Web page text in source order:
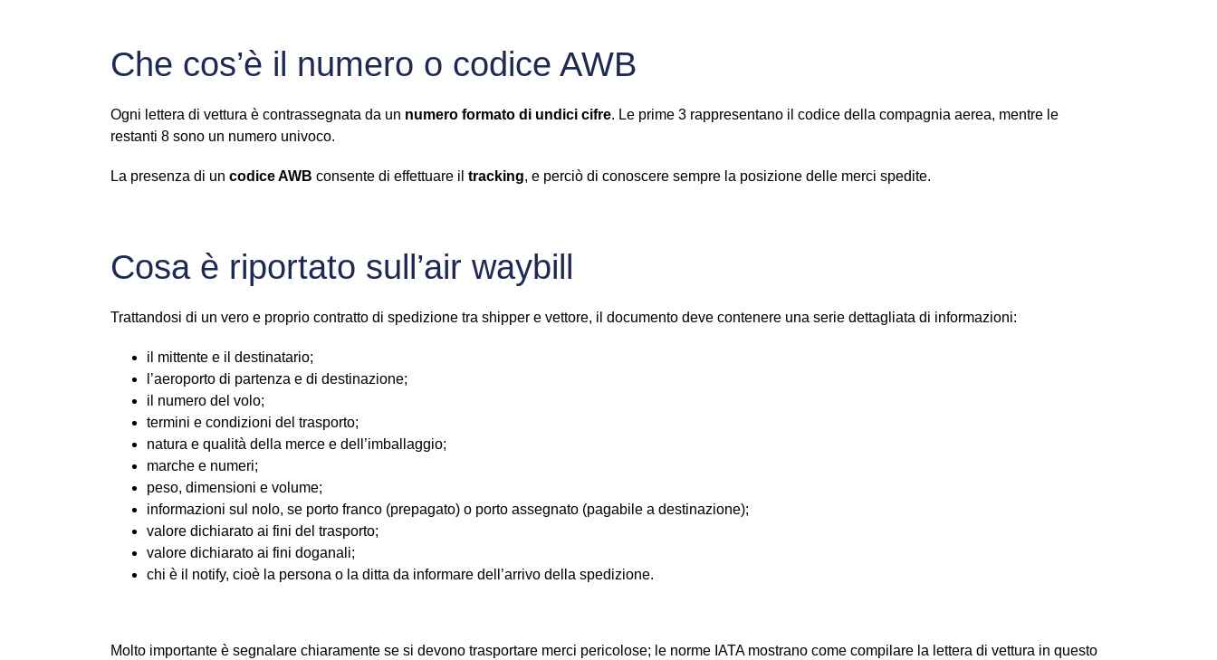
Che cos’è il numero o codice AWB
Ogni lettera di vettura è contrassegnata da un numero formato di undici cifre. Le prime 3 rappresentano il codice della compagnia aerea, mentre le
restanti 8 sono un numero univoco.
La presenza di un codice AWB consente di effettuare il tracking, e perciò di conoscere sempre la posizione delle merci spedite.
Cosa è riportato sull’air waybill
Trattandosi di un vero e proprio contratto di spedizione tra shipper e vettore, il documento deve contenere una serie dettagliata di informazioni:
il mittente e il destinatario;
l’aeroporto di partenza e di destinazione;
il numero del volo;
termini e condizioni del trasporto;
natura e qualità della merce e dell’imballaggio;
marche e numeri;
peso, dimensioni e volume;
informazioni sul nolo, se porto franco (prepagato) o porto assegnato (pagabile a destinazione);
valore dichiarato ai fini del trasporto;
valore dichiarato ai fini doganali;
chi è il notify, cioè la persona o la ditta da informare dell’arrivo della spedizione.
Molto importante è segnalare chiaramente se si devono trasportare merci pericolose; le norme IATA mostrano come compilare la lettera di vettura in questo